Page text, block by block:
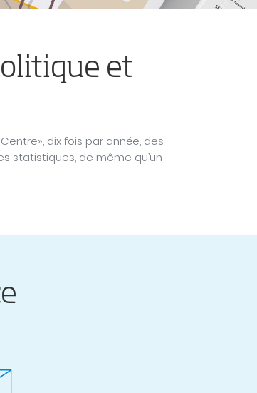
et
dix fois par année, des
statistiques, de même qu’un